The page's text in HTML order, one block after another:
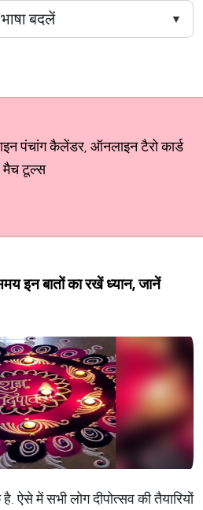
पंचांग कैलेंडर, ऑनलाइन टैरो कार्ड
मैच टूल्स
इन बातों का रखें ध्यान, जानें
ऐसे में सभी लोग दीपोत्सव की तैयारियों